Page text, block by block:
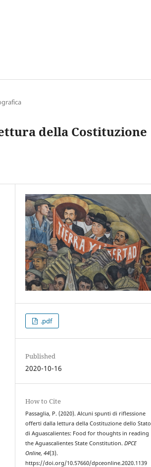
della Costituzione
.pdf
Published
2020-10-16
How to Cite
Passaglia, P. (2020). Alcuni spunti di riflessione
offerti dalla lettura della Costituzione dello Stato
di Aguascalientes: Food for thoughts in reading
the Aguascalientes State Constitution.DPCE
Online,44(3).
https://doi.org/10.57660/dpceonline.2020.1139